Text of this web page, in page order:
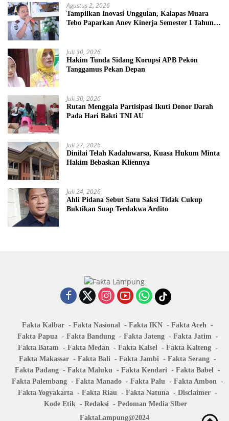
Agustus 2, 2026
Tampilkan Inovasi Unggulan, Kalapas Muara
Tebo Paparkan Anev Kinerja Semester I Tahun
Juli 30, 2026
Hakim Tunda Sidang Korupsi APB Pekon
Tanggamus Pekan Depan
Juli 30, 2026
Rutan Menggala Partisipasi Ikuti Donor Darah
Pada Hari Bakti TNI AU
Juli 27, 2026
Dinilai Telah Kadaluwarsa, Kuasa Hukum Minta
Hakim Bebaskan Kliennya
Juli 24, 2026
Ahli Pidana Sebut Satu Saksi Tidak Cukup
Buktikan Suap Terdakwa Ardito
Fakta Kalbar Fakta Nasional Fakta IKN
Fakta Aceh
Fakta Papua
Fakta Bandung Fakta Jateng
Fakta Jatim
Fakta Batam
Fakta Medan Fakta Kalsel
Fakta Kalteng
Fakta Makassar
Fakta Bali Fakta Jambi
Fakta Serang
Fakta Padang
Fakta Maluku Fakta Kendari
Fakta Babel
Fakta Palembang
Fakta Manado Fakta Palu
Fakta Ambon
Fakta Yogyakarta
Fakta Riau Fakta Natuna
Disclaimer
Kode Etik
Redaksi
Pedoman Media SIber
FaktaLampung@2024